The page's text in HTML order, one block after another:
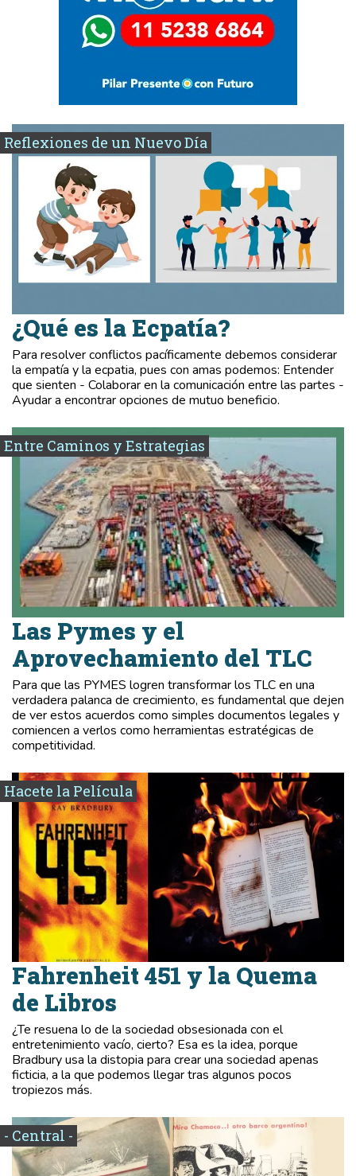
Reflexiones de un Nuevo Día
¿Qué es la Ecpatía?
Para resolver conflictos pacíficamente debemos considerar
la empatía y la ecpatia, pues con amas podemos: Entender
que sienten - Colaborar en la comunicación entre las partes -
Ayudar a encontrar opciones de mutuo beneficio.
Entre Caminos y Estrategias
Las Pymes y el
Aprovechamiento del TLC
Para que las PYMES logren transformar los TLC en una
verdadera palanca de crecimiento, es fundamental que dejen
de ver estos acuerdos como simples documentos legales y
comiencen a verlos como herramientas estratégicas de
competitividad.
Hacete la Película
Fahrenheit 451 y la Quema
de Libros
¿Te resuena lo de la sociedad obsesionada con el
entretenimiento vacío, cierto? Esa es la idea, porque
Bradbury usa la distopia para crear una sociedad apenas
ficticia, a la que podemos llegar tras algunos pocos
tropiezos más.
- Central -